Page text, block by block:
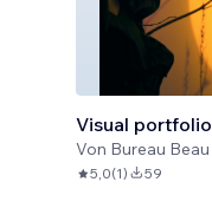
Visual portfolio
Von Bureau Beau
5,0(1) 59